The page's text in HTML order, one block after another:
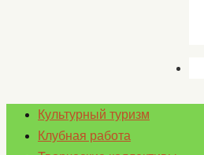
Культурный туризм
Клубная работа